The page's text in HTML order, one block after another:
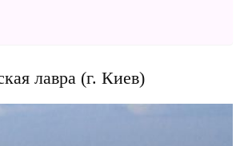
лавра (г. Киев)